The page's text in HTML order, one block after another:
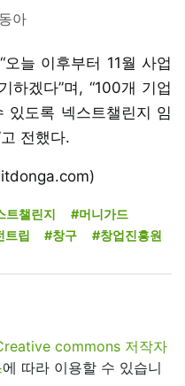
아
늘 이후부터 11월 사업
하겠다”며, “100개 기업
있도록 넥스트챌린지 임
전했다.
트챌린지
#머니가드
트립 #창구 #창업진흥원
commons 저작자
에 따라 이용할 수 있습니